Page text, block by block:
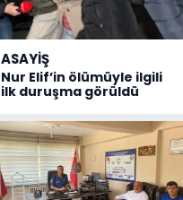
ASAYİŞ
Nur Elif’in ölümüyle ilgili
ilk duruşma görüldü